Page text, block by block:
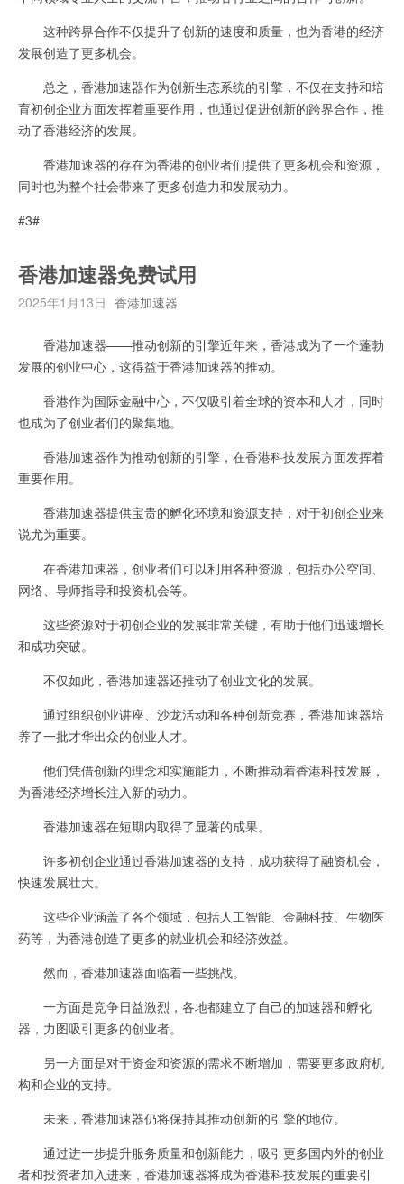
这种跨界合作不仅提升了创新的速度和质量，也为香港的经济
发展创造了更多机会。
总之，香港加速器作为创新生态系统的引擎，不仅在支持和培
育初创企业方面发挥着重要作用，也通过促进创新的跨界合作，推
动了香港经济的发展。
香港加速器的存在为香港的创业者们提供了更多机会和资源，
同时也为整个社会带来了更多创造力和发展动力。
#3#
香港加速器免费试用
2025年1月13日 香港加速器
香港加速器——推动创新的引擎近年来，香港成为了一个蓬勃
发展的创业中心，这得益于香港加速器的推动。
香港作为国际金融中心，不仅吸引着全球的资本和人才，同时
也成为了创业者们的聚集地。
香港加速器作为推动创新的引擎，在香港科技发展方面发挥着
重要作用。
香港加速器提供宝贵的孵化环境和资源支持，对于初创企业来
说尤为重要。
在香港加速器，创业者们可以利用各种资源，包括办公空间、
网络、导师指导和投资机会等。
这些资源对于初创企业的发展非常关键，有助于他们迅速增长
和成功突破。
不仅如此，香港加速器还推动了创业文化的发展。
通过组织创业讲座、沙龙活动和各种创新竞赛，香港加速器培
养了一批才华出众的创业人才。
他们凭借创新的理念和实施能力，不断推动着香港科技发展，
为香港经济增长注入新的动力。
香港加速器在短期内取得了显著的成果。
许多初创企业通过香港加速器的支持，成功获得了融资机会，
快速发展壮大。
这些企业涵盖了各个领域，包括人工智能、金融科技、生物医
药等，为香港创造了更多的就业机会和经济效益。
然而，香港加速器面临着一些挑战。
一方面是竞争日益激烈，各地都建立了自己的加速器和孵化
器，力图吸引更多的创业者。
另一方面是对于资金和资源的需求不断增加，需要更多政府机
构和企业的支持。
未来，香港加速器仍将保持其推动创新的引擎的地位。
通过进一步提升服务质量和创新能力，吸引更多国内外的创业
者和投资者加入进来，香港加速器将成为香港科技发展的重要引